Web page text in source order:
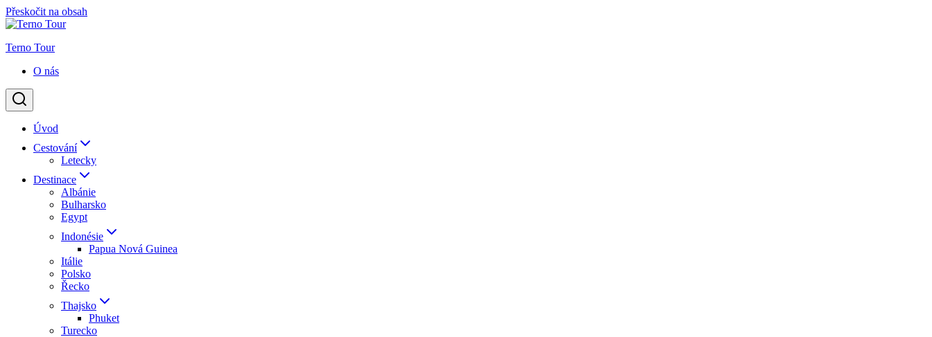
Přeskočit na obsah
Terno Tour
O nás
Úvod
Cestování
Letecky
Destinace
Albánie
Bulharsko
Egypt
Indonésie
Papua Nová Guinea
Itálie
Polsko
Řecko
Thajsko
Phuket
Turecko